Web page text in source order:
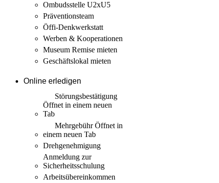
Ombudsstelle U2xU5
Präventionsteam
Öffi-Denkwerkstatt
Werben & Kooperationen
Museum Remise mieten
Geschäftslokal mieten
Online erledigen
Störungs­bestätigung
Öffnet in einem neuen
Tab
MehrgebührÖffnet in
einem neuen Tab
Drehgenehmigung
Anmeldung zur
Sicherheits­schulung
Arbeits­übereinkommen